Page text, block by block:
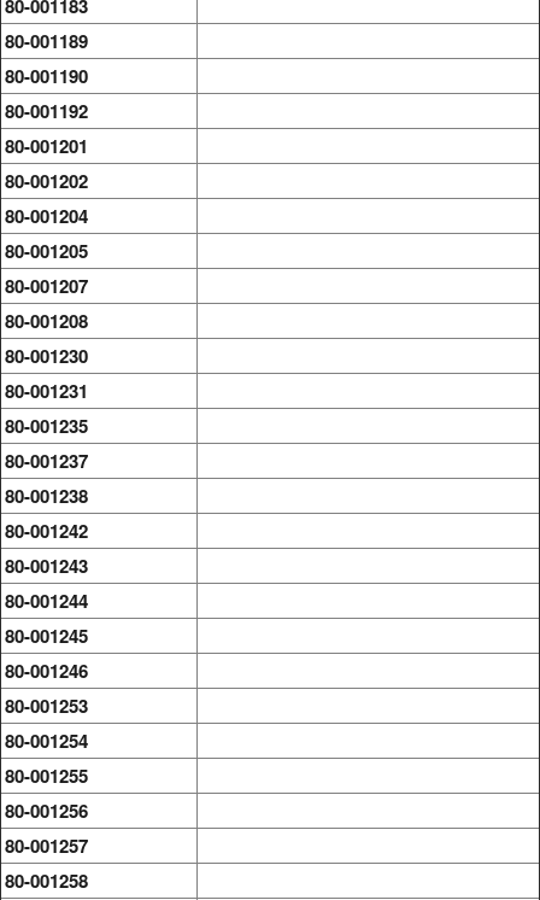
80-001183
80-001189
80-001190
80-001192
80-001201
80-001202
80-001204
80-001205
80-001207
80-001208
80-001230
80-001231
80-001235
80-001237
80-001238
80-001242
80-001243
80-001244
80-001245
80-001246
80-001253
80-001254
80-001255
80-001256
80-001257
80-001258